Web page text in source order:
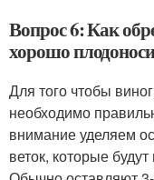
Вопрос 6: Как
хорошо
Для того чтобы
необходимо
внимание уделяем
веток, которые